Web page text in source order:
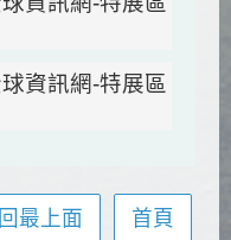
回最上面 首頁